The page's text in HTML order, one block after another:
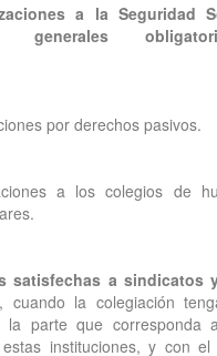
a la Seguridad
generales
por derechos pasivos.
a los colegios de
satisfechas a sindicatos
, cuando la colegiación
la parte que corresponda
instituciones, y con